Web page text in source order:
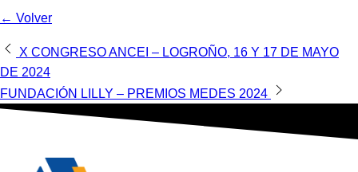
← Volver
Navegación
de
entradas
X CONGRESO ANCEI – LOGROÑO, 16 Y 17 DE MAYO
DE 2024
FUNDACIÓN LILLY – PREMIOS MEDES 2024